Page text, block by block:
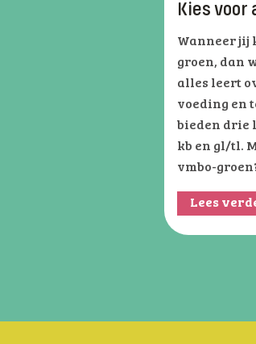
Kies
Wanneer jij
groen, dan
alles leert
voeding en
bieden drie
kb en gl/tl.
vmbo-
Lees